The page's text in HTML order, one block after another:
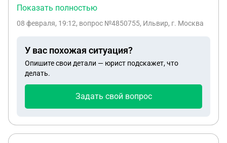
устроили карьер для добычи песка когда ни кто
обращение в увд снт несет ответственность за
нём
Показать полностью
08 февраля, 19:12, вопрос №4850755, Ильвир, г. Москва
У вас похожая ситуация?
Опишите свои детали — юрист подскажет, что
делать.
Задать свой вопрос